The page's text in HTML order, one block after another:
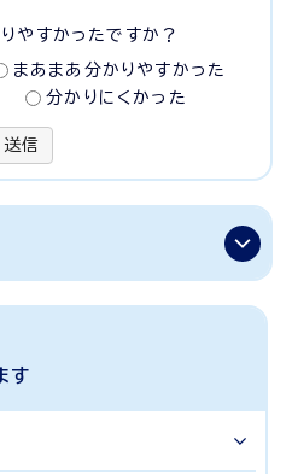
やすかったですか？
まあまあ分かりやすかった
分かりにくかった
送信
す